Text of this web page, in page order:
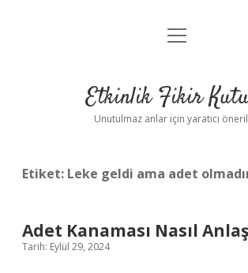
Anasayfa
Yasal Uyarı
menüyü
Etkinlik Fikir
Unutulmaz anlar için yaratıcı
Etiket: Leke geldi ama adet
Adet Kanaması Nasıl
Tarih: Eylül 29, 2024